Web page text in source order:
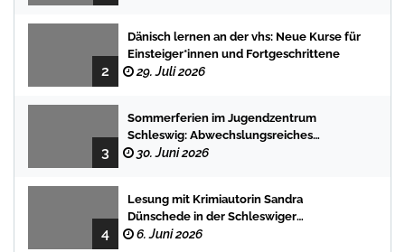
2
Dänisch lernen an der vhs: Neue Kurse für
Einsteiger*innen und Fortgeschrittene
29. Juli 2026
3
Sommerferien im Jugendzentrum
Schleswig: Abwechslungsreiches
Programm für Kinder und Jugendliche
30. Juni 2026
4
Lesung mit Krimiautorin Sandra
Dünschede in der Schleswiger
Stadtbücherei
6. Juni 2026